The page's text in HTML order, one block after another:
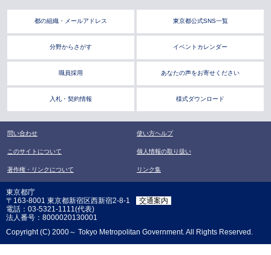
都の組織・メールアドレス 東京都公式SNS一覧
分野からさがす イベントカレンダー
職員採用 あなたの声をお寄せください
入札・契約情報 様式ダウンロード
問い合わせ 使い方ヘルプ
このサイトについて 個人情報の取り扱い
著作権・リンクについて リンク集
東京都庁
〒163-8001 東京都新宿区西新宿2-8-1
交通案内
電話：03-5321-1111(代表)
法人番号：8000020130001
Copyright (C) 2000～ Tokyo Metropolitan Government. All Rights Reserved.